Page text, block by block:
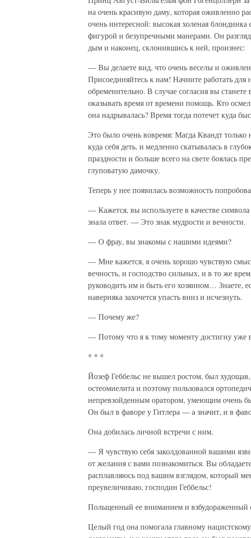
на очень красивую даму, которая оживленно
очень интересной: высокая холеная
фигурой и безупречными манерами. Он
дым и наконец, склонившись к ней, произнес:
— Вы делаете вид, что очень веселы и
Присоединяйтесь к нам! Начните работать для
обременительно. В случае согласия вы
оказывать время от времени помощь. Кто
она надрывалась? Время тогда потечет куда
Это было очень вовремя: Магда Квандт только
куда себя деть, и медленно скатывалась в
праздности и больше всего на свете боялась
глуповатую дамочку.
Теперь у нее появилась возможность
— Кажется, вы используете в качестве
знала ответ. — Это знак мудрости и вечности.
— О фрау, вы знакомы с нашими идеями?
— Мне кажется, я очень хорошо чувствую
вечность, и господство сильных, и в то же
руководить им и быть его хозяином… Знаете,
наверняка захочется упасть вниз и исчезнуть.
— Почему же?
— Потому что я к тому моменту достигну уже
* * *
Йозеф Геббельс не вышел ростом, был
остеомиелита и поэтому пользовался
непревзойденным оратором, умеющим очень
Он был в фаворе у Гитлера — а значит, и в
Она добилась личной встречи с ним.
— Я чувствую себя заколдованной вашими
от желания с вами познакомиться. Вы
расплавляюсь под вашим взглядом, который
преувеличиваю, господин Геббельс!
Польщенный ее вниманием и взбудораженный
Целый год она помогала главному